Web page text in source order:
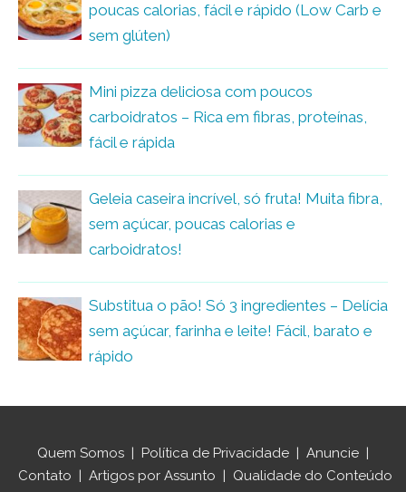
poucas calorias, fácil e rápido (Low Carb e
sem glúten)
Mini pizza deliciosa com poucos
carboidratos – Rica em fibras, proteínas,
fácil e rápida
Geleia caseira incrível, só fruta! Muita fibra,
sem açúcar, poucas calorias e
carboidratos!
Substitua o pão! Só 3 ingredientes – Delícia
sem açúcar, farinha e leite! Fácil, barato e
rápido
Quem Somos Política de Privacidade Anuncie
Contato
Artigos por Assunto Qualidade do Conteúdo